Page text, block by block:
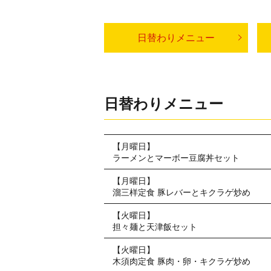
日替わりメニュー
日替わりメニュー
【月曜日】
ラーメンとマーボー豆腐丼セット
【月曜日】
溜三样定食 豚レバーとキクラゲ炒め
【火曜日】
担々麺と天津飯セット
【火曜日】
木須肉定食 豚肉・卵・キクラゲ炒め